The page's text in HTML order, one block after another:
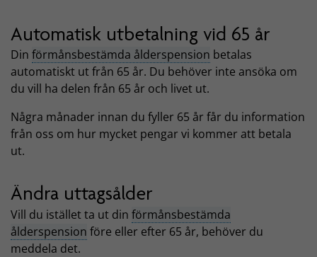
Automatisk utbetalning vid 65 år
Din förmånsbestämda ålderspension betalas
automatiskt ut från 65 år. Du behöver inte ansöka om
du vill ha delen från 65 år och livet ut.
Några månader innan du fyller 65 år får du information
från oss om hur mycket pengar vi kommer att betala
ut.
Ändra uttagsålder
Vill du istället ta ut din förmånsbestämda
ålderspension före eller efter 65 år, behöver du
meddela det.